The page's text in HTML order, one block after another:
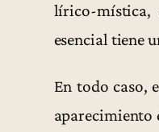
lírico-mística,
esencial tiene
En todo caso,
aparecimiento